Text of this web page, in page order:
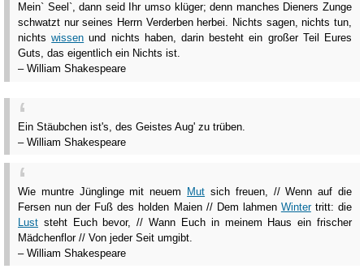
Mein` Seel`, dann seid Ihr umso klüger; denn manches Dieners Zunge
schwatzt nur seines Herrn Verderben herbei. Nichts sagen, nichts tun,
nichtswissen und nichts haben, darin besteht ein großer Teil Eures
Guts, das eigentlich ein Nichts ist.
– William Shakespeare
Ein Stäubchen ist's, des Geistes Aug' zu trüben.
– William Shakespeare
Wie muntre Jünglinge mit neuem Mut sich freuen, // Wenn auf die
Fersen nun der Fuß des holden Maien // Dem lahmen Wintertritt: die
Lust steht Euch bevor, // Wann Euch in meinem Haus ein frischer
Mädchenflor // Von jeder Seit umgibt.
– William Shakespeare